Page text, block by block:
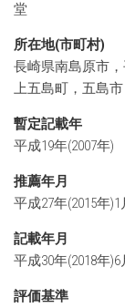
堂
所在地(市町村)
長崎県南島原市
上五島町，五島
暫定記載年
平成19年(2007年)
推薦年月
平成27年(2015年
記載年月
平成30年(2018年)6
評価基準